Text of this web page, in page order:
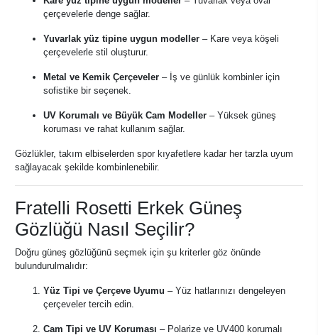
çerçevelerle denge sağlar.
Yuvarlak yüz tipine uygun modeller – Kare veya köşeli
çerçevelerle stil oluşturur.
Metal ve Kemik Çerçeveler – İş ve günlük kombinler için
sofistike bir seçenek.
UV Korumalı ve Büyük Cam Modeller – Yüksek güneş
koruması ve rahat kullanım sağlar.
Gözlükler, takım elbiselerden spor kıyafetlere kadar her tarzla uyum
sağlayacak şekilde kombinlenebilir.
Fratelli Rosetti Erkek Güneş
Gözlüğü Nasıl Seçilir?
Doğru güneş gözlüğünü seçmek için şu kriterler göz önünde
bulundurulmalıdır:
Yüz Tipi ve Çerçeve Uyumu – Yüz hatlarınızı dengeleyen
çerçeveler tercih edin.
Cam Tipi ve UV Koruması – Polarize ve UV400 korumalı